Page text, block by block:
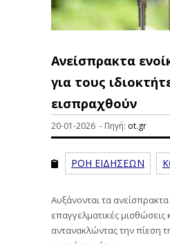
Ανείσπρακτα
για τους
εισπραχθούν
20-01-2026 - Πηγή: ot.gr
ΡΟΗ ΕΙΔΗΣΕΩΝ
Αυξάνονται τα ανείσπρακτα
επαγγελματικές μισθώσεις
αντανακλώντας την πίεση